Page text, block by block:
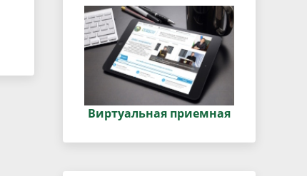
Виртуальная приемная